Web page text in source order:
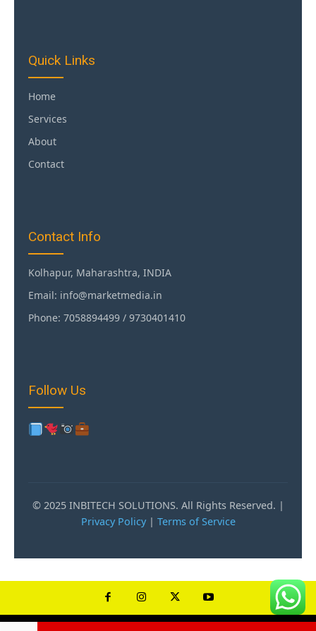
Quick Links
Home
Services
About
Contact
Contact Info
Kolhapur, Maharashtra, INDIA
Email: info@marketmedia.in
Phone: 7058894499 / 9730401410
Follow Us
© 2025 INBITECH SOLUTIONS. All Rights Reserved. |
Privacy Policy| Terms of Service